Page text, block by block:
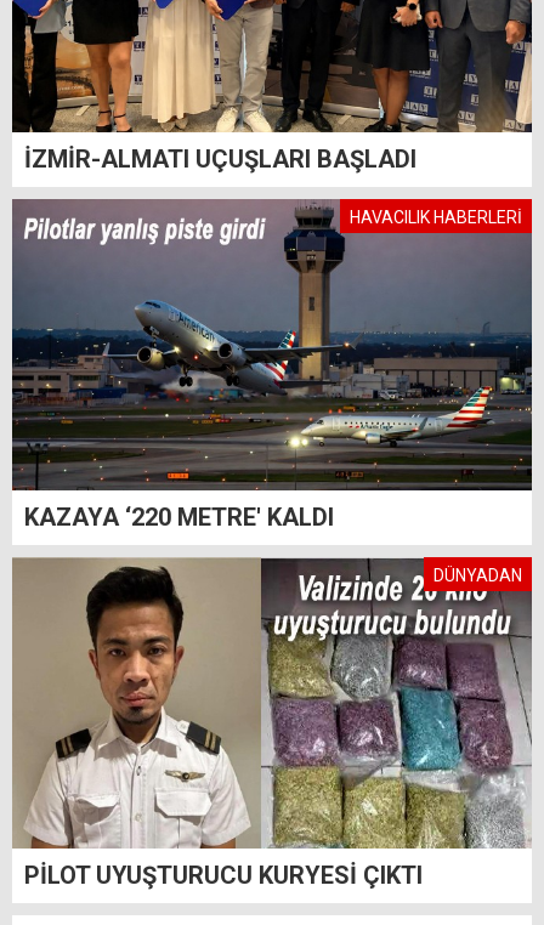
İZMİR-ALMATI UÇUŞLARI BAŞLADI
HAVACILIK HABERLERİ
KAZAYA ‘220 METRE' KALDI
DÜNYADAN
PİLOT UYUŞTURUCU KURYESİ ÇIKTI